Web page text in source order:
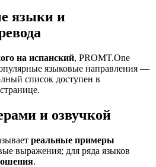
языки и
на испанский, PROMT.One
языковые направления —
список доступен в
и озвучкой
реальные примеры
выражения; для ряда языков
.